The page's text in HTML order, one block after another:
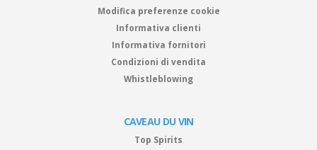
Modifica preferenze cookie
Informativa clienti
Informativa fornitori
Condizioni di vendita
Whistleblowing
CAVEAU DU VIN
Top Spirits